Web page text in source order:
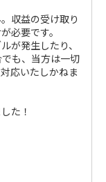
収益の受け取り
必要です。
が発生したり、
も、当方は一切
応いたしかねま
た！